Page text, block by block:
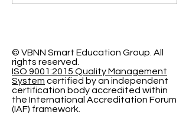
© VBNN Smart Education Group. All
rights reserved.
ISO 9001:2015 Quality Management
System certified by an independent
certification body accredited within
the International Accreditation Forum
(IAF) framework.